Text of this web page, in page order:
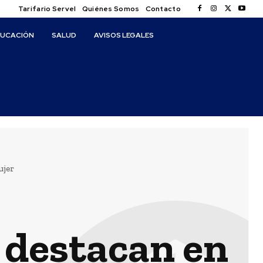
Tarifario Servel Quiénes Somos Contacto
SALUD AVISOS LEGALES
en